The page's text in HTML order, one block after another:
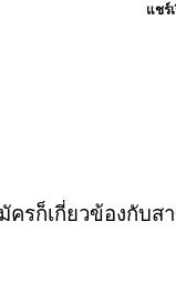
แชร์
รก็เกี่ยวข้องกับส